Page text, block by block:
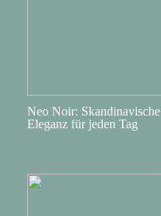
Neo Noir: Skandinavische
Eleganz für jeden Tag